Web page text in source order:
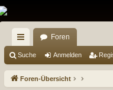
ch
ne
Foren
Suche Anmelden
Foren-Übersicht